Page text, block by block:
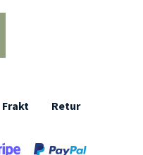
Frakt Retur